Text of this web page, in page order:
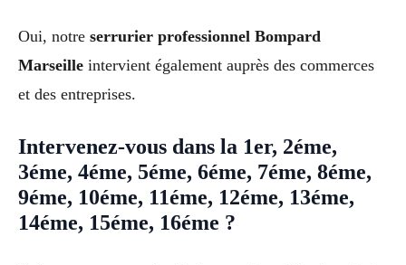
Oui, notre serrurier professionnel Bompard
Marseille intervient également auprès des commerces
et des entreprises.
Intervenez-vous dans la 1er, 2éme,
3éme, 4éme, 5éme, 6éme, 7éme, 8éme,
9éme, 10éme, 11éme, 12éme, 13éme,
14éme, 15éme, 16éme ?